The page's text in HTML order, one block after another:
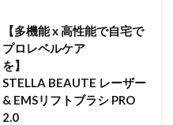
【多機能 x 高性能で自宅で
プロレベルケア
を】
STELLA BEAUTE レーザー
& EMSリフトブラシ PRO
2.0